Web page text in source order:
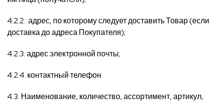
4.2.2. адрес, по которому следует доставить Товар (если
доставка до адреса Покупателя);
4.2.3. адрес электронной почты;
4.2.4. контактный телефон.
4.3. Наименование, количество, ассортимент, артикул,